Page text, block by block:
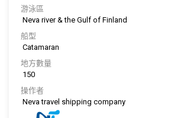
游泳區
Neva river & the Gulf of Finland
船型
Catamaran
地方數量
150
操作者
Neva travel shipping company